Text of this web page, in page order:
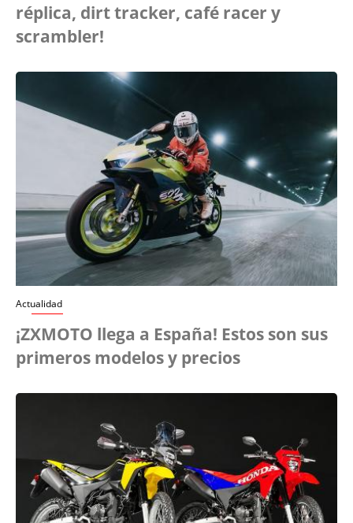
réplica, dirt tracker, café racer y
scrambler!
Actualidad
¡ZXMOTO llega a España! Estos son sus
primeros modelos y precios